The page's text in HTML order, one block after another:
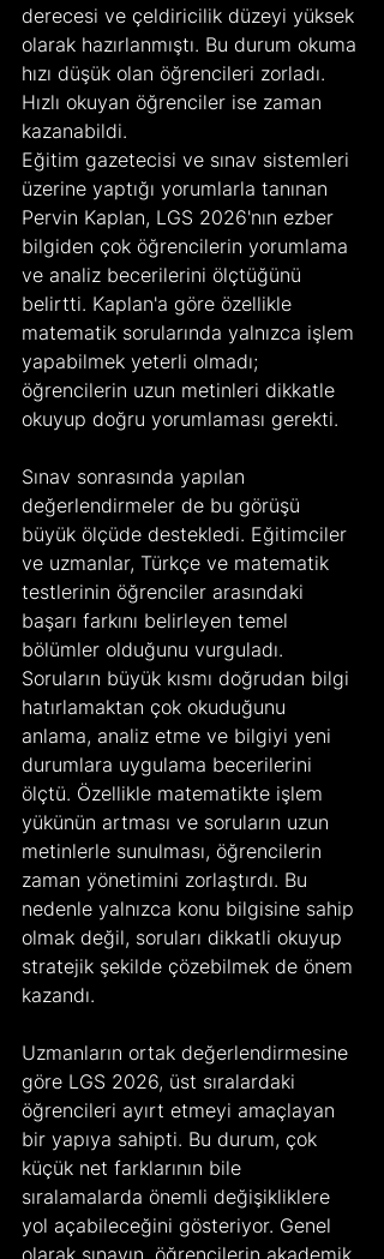
derecesi ve çeldiricilik düzeyi yüksek
olarak hazırlanmıştı. Bu durum okuma
hızı düşük olan öğrencileri zorladı.
Hızlı okuyan öğrenciler ise zaman
kazanabildi.
Eğitim gazetecisi ve sınav sistemleri
üzerine yaptığı yorumlarla tanınan
Pervin Kaplan, LGS 2026'nın ezber
bilgiden çok öğrencilerin yorumlama
ve analiz becerilerini ölçtüğünü
belirtti. Kaplan'a göre özellikle
matematik sorularında yalnızca işlem
yapabilmek yeterli olmadı;
öğrencilerin uzun metinleri dikkatle
okuyup doğru yorumlaması gerekti.
Sınav sonrasında yapılan
değerlendirmeler de bu görüşü
büyük ölçüde destekledi. Eğitimciler
ve uzmanlar, Türkçe ve matematik
testlerinin öğrenciler arasındaki
başarı farkını belirleyen temel
bölümler olduğunu vurguladı.
Soruların büyük kısmı doğrudan bilgi
hatırlamaktan çok okuduğunu
anlama, analiz etme ve bilgiyi yeni
durumlara uygulama becerilerini
ölçtü. Özellikle matematikte işlem
yükünün artması ve soruların uzun
metinlerle sunulması, öğrencilerin
zaman yönetimini zorlaştırdı. Bu
nedenle yalnızca konu bilgisine sahip
olmak değil, soruları dikkatli okuyup
stratejik şekilde çözebilmek de önem
kazandı.
Uzmanların ortak değerlendirmesine
göre LGS 2026, üst sıralardaki
öğrencileri ayırt etmeyi amaçlayan
bir yapıya sahipti. Bu durum, çok
küçük net farklarının bile
sıralamalarda önemli değişikliklere
yol açabileceğini gösteriyor. Genel
olarak sınavın, öğrencilerin akademik